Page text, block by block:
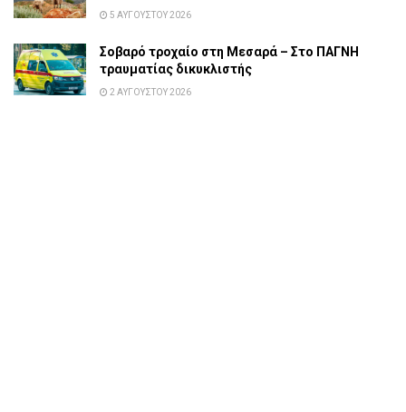
5 ΑΥΓΟΎΣΤΟΥ 2026
Σοβαρό τροχαίο στη Μεσαρά – Στο ΠΑΓΝΗ
τραυματίας δικυκλιστής
2 ΑΥΓΟΎΣΤΟΥ 2026